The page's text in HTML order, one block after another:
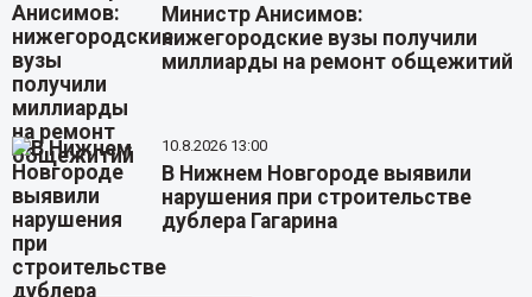
Министр Анисимов:
нижегородские вузы получили
миллиарды на ремонт общежитий
10.8.2026 13:00
В Нижнем Новгороде выявили
нарушения при строительстве
дублера Гагарина